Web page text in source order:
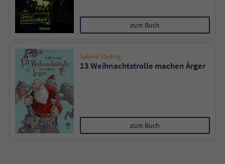
zum Buch
Sabine Städing
13 Weihnachtstrolle machen Ärger
zum Buch